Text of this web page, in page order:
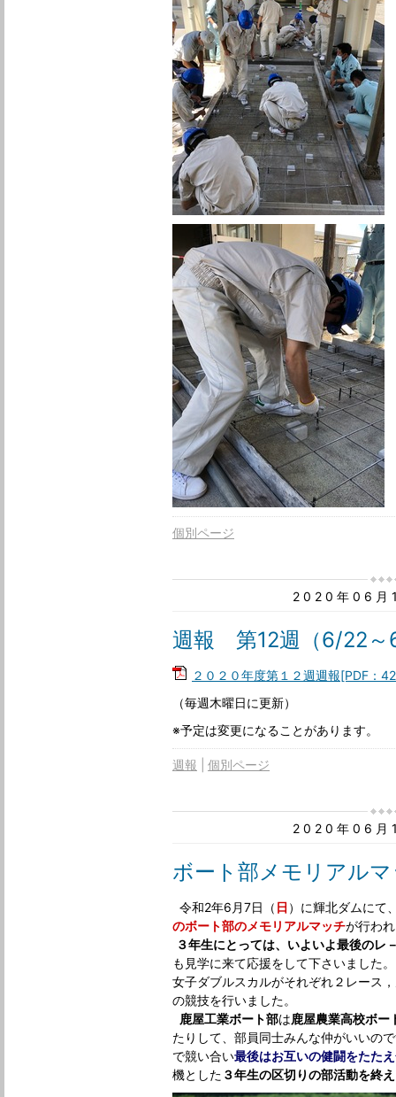
個別ページ
2020年06月
週報 第12週（6/22～
２０２０年度第１２週週報[PDF：
（毎週木曜日に更新）
※予定は変更になることがあります。
週報 個別ページ
2020年06月
ボート部メモリアル
令和2年6月7日（ 日 ）に輝北ダムにて
のボート部のメモリアルマッチが行わ
３年生にとっては、いよいよ最後のレ
も見学に来て応援をして下さいました
女子ダブルスカルがそれぞれ２レース
の競技を行いました。
鹿屋工業ボート部は鹿屋農業高校ボー
たりして、部員同士みんな仲がいいの
で競い合い最後はお互いの健闘をたた
機とした ３年生の区切りの部活動を終